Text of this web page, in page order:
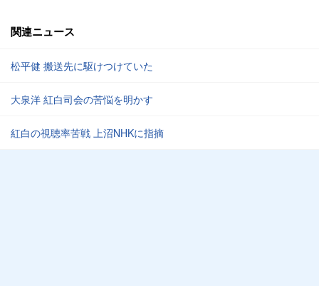
関連ニュース
松平健 搬送先に駆けつけていた
大泉洋 紅白司会の苦悩を明かす
紅白の視聴率苦戦 上沼NHKに指摘